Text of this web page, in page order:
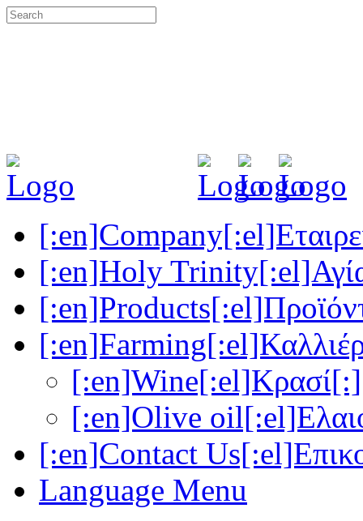
[:en]Holy
[:en]Wine[:el]Κρασί[:]
[:en]Olive
[:en]Contact
Language Menu